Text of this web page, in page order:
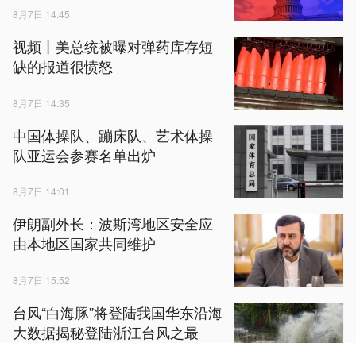
8月7日 14:45
视频丨美总统被曝对弹药库存短
缺的报道很愤怒
8月7日 14:35
中国体操队、蹦床队、艺术体操
队亚运会参赛名单出炉
8月7日 14:01
伊朗副外长：波斯湾地区安全应
由本地区国家共同维护
8月7日 15:52
台风“白海豚”将登陆我国华东沿海
大数据揭秘登陆浙江台风之最